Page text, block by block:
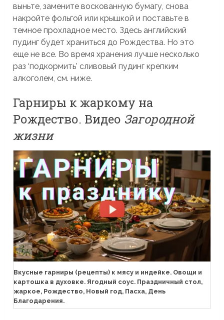
выньте, замените воскованную бумагу, снова
накройте фольгой или крышкой и поставьте в
темное прохладное место. Здесь английский
пудинг будет храниться до Рождества. Но это
еще не все. Во время хранения лучше несколько
раз ‘подкормить’ сливовый пудинг крепким
алкоголем, см. ниже.
Гарниры к жаркому на
Рождество. Видео Загородной
жизни
Вкусные гарниры (рецепты) к мясу и индейке. Овощи и
картошка в духовке. Ягодный соус. Праздничный стол,
жаркое, Рождество, Новый год, Пасха, День
Благодарения.